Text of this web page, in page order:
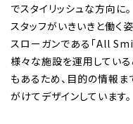
でスタイリッシュな方向に。
スタッフがいきいきと働く
スローガンである「All
様々な施設を運用してい
もあるため、目的の情報
がけてデザインしています。